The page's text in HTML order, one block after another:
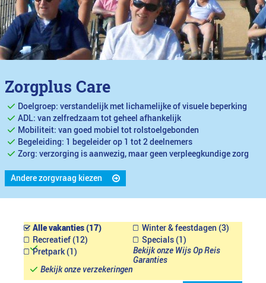
Zorgplus Care
Doelgroep: verstandelijk met lichamelijke of visuele beperking
ADL: van zelfredzaam tot geheel afhankelijk
Mobiliteit: van goed mobiel tot rolstoelgebonden
Begeleiding: 1 begeleider op 1 tot 2 deelnemers
Zorg: verzorging is aanwezig, maar geen verpleegkundige zorg
Andere zorgvraag kiezen
Alle vakanties (17)
Winter & feestdagen (3)
Recreatief (12)
Specials (1)
Pretpark (1)
Bekijk onze Wijs Op Reis
Garanties
Bekijk onze verzekeringen